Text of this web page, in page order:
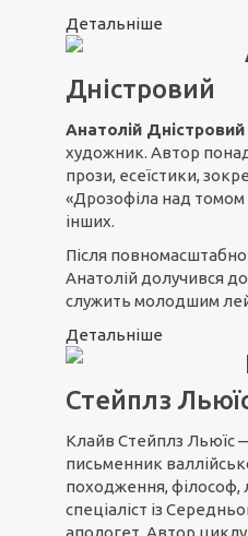
Детальніше
Дністровий
Анатолій Дністровий
художник. Автор
прози, есеїстики,
«Дрозофіла над томом
інших.
Після
Анатолій долучився
служить молодшим
Детальніше
Стейплз
Клайв Стейплз Льюїс
письменник
походження, філософ,
спеціаліст із
апологет. Автор циклу